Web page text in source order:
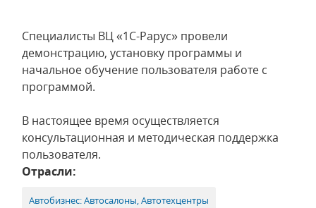
Специалисты ВЦ «1С-Рарус» провели
демонстрацию, установку программы и
начальное обучение пользователя работе с
программой.
В настоящее время осуществляется
консультационная и методическая поддержка
пользователя.
Отрасли:
Автобизнес: Автосалоны, Автотехцентры